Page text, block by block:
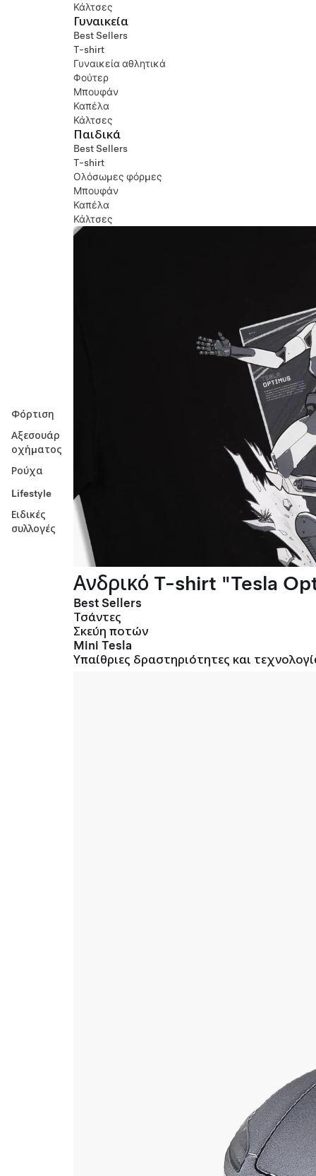
Φόρτιση
Αξεσουάρ
οχήματος
Ρούχα
Lifestyle
Ειδικές
συλλογές
Κάλτσες
Γυναικεία
Best Sellers
T-shirt
Γυναικεία αθλητικά
Φούτερ
Μπουφάν
Καπέλα
Κάλτσες
Παιδικά
Best Sellers
T-shirt
Ολόσωμες φόρμες
Μπουφάν
Καπέλα
Κάλτσες
Ανδρικό T-shirt "Tesla
Best Sellers
Τσάντες
Σκεύη ποτών
Mini Tesla
Υπαίθριες δραστηριότητες και